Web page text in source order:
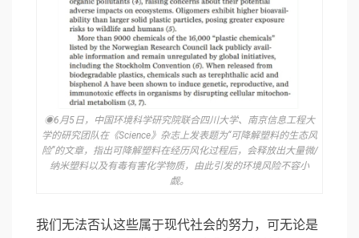
◉6月5日，中国环境科学研究院联合四川大学、南京信息工程大
学的研究团队在《Science》杂志上发表题为“可降解塑料的生态风
险”的文章，指出可降解塑料在经历风化过程后，会释放出大量微/
纳米塑料以及有毒有害化学物质，由此引发的环境风险不容小
觑。
我们无法否认这些属于现代社会的努力，可无论是